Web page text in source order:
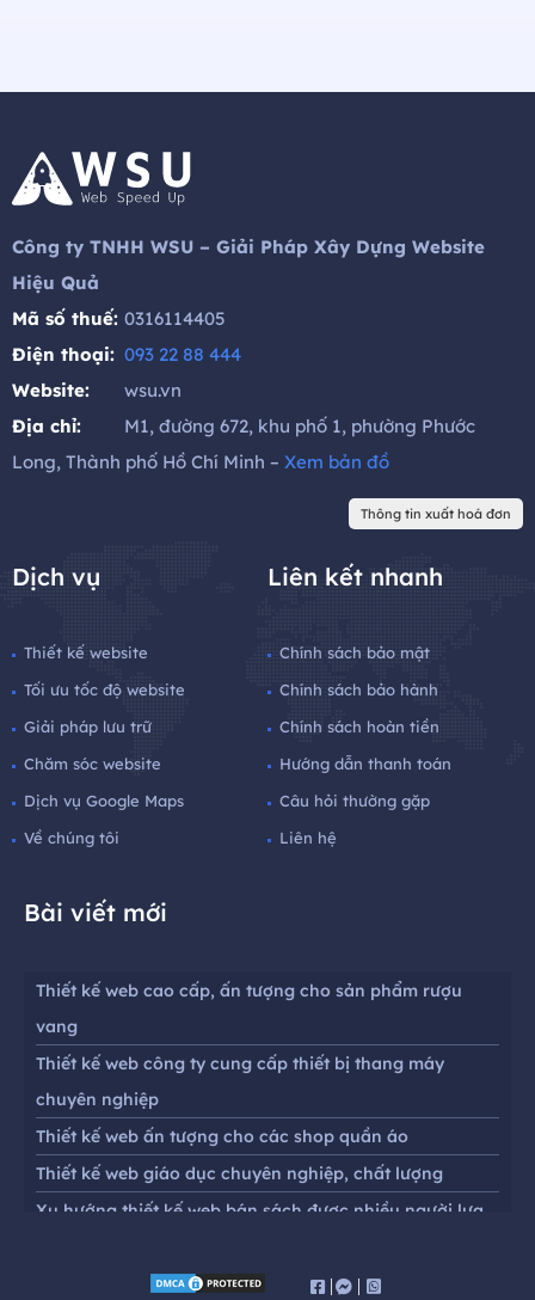
Công ty TNHH WSU – Giải Pháp Xây Dựng Website
Hiệu Quả
Mã số thuế: 0316114405
Điện thoại: 093 22 88 444
Website:
wsu.vn
Địa chỉ:
M1, đường 672, khu phố 1, phường Phước
Long, Thành phố Hồ Chí Minh – Xem bản đồ
Thông tin xuất hoá đơn
Dịch vụ
Thiết kế website
Tối ưu tốc độ website
Giải pháp lưu trữ
Chăm sóc website
Dịch vụ Google Maps
Về chúng tôi
Liên kết nhanh
Chính sách bảo mật
Chính sách bảo hành
Chính sách hoàn tiền
Hướng dẫn thanh toán
Câu hỏi thường gặp
Liên hệ
Bài viết mới
Thiết kế web cao cấp, ấn tượng cho sản phẩm rượu
vang
Thiết kế web công ty cung cấp thiết bị thang máy
chuyên nghiệp
Thiết kế web ấn tượng cho các shop quần áo
Thiết kế web giáo dục chuyên nghiệp, chất lượng
Xu hướng thiết kế web bán sách được nhiều người lựa
Thiết kế website chuyên nghiệp chuẩn seo cho cửa